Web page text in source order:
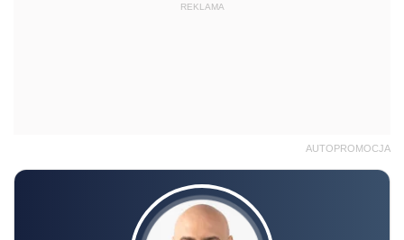
REKLAMA
AUTOPROMOCJA